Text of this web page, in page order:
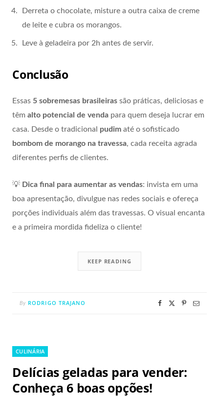
Derreta o chocolate, misture a outra caixa de creme
de leite e cubra os morangos.
Leve à geladeira por 2h antes de servir.
Conclusão
Essas 5 sobremesas brasileiras são práticas, deliciosas e
têm alto potencial de venda para quem deseja lucrar em
casa. Desde o tradicional pudim até o sofisticado
bombom de morango na travessa, cada receita agrada
diferentes perfis de clientes.
💡 Dica final para aumentar as vendas: invista em uma
boa apresentação, divulgue nas redes sociais e ofereça
porções individuais além das travessas. O visual encanta
e a primeira mordida fideliza o cliente!
KEEP READING
By RODRIGO TRAJANO
CULINÁRIA
Delícias geladas para vender:
Conheça 6 boas opções!